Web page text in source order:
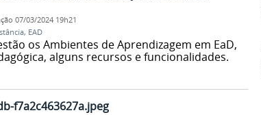
07/03/2024 19h21
, EAD
os Ambientes de Aprendizagem em EaD,
alguns recursos e funcionalidades.
f7a2c463627a.jpeg